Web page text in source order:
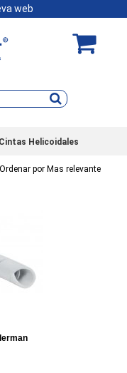
web
Cintas Helicoidales
Ordenar por Mas relevante